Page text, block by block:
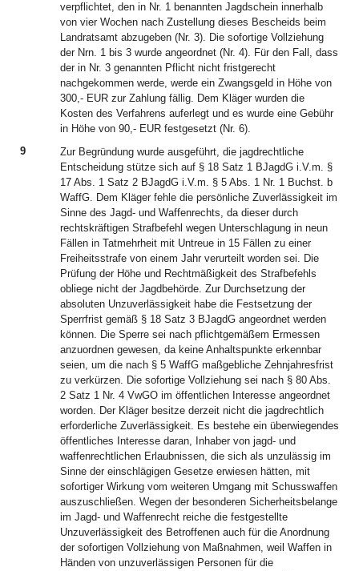
verpflichtet, den in Nr. 1 benannten Jagdschein innerhalb
von vier Wochen nach Zustellung dieses Bescheids beim
Landratsamt abzugeben (Nr. 3). Die sofortige Vollziehung
der Nrn. 1 bis 3 wurde angeordnet (Nr. 4). Für den Fall, dass
der in Nr. 3 genannten Pflicht nicht fristgerecht
nachgekommen werde, werde ein Zwangsgeld in Höhe von
300,- EUR zur Zahlung fällig. Dem Kläger wurden die
Kosten des Verfahrens auferlegt und es wurde eine Gebühr
in Höhe von 90,- EUR festgesetzt (Nr. 6).
9
Zur Begründung wurde ausgeführt, die jagdrechtliche
Entscheidung stütze sich auf § 18 Satz 1 BJagdG i.V.m. §
17 Abs. 1 Satz 2 BJagdG i.V.m. § 5 Abs. 1 Nr. 1 Buchst. b
WaffG. Dem Kläger fehle die persönliche Zuverlässigkeit im
Sinne des Jagd- und Waffenrechts, da dieser durch
rechtskräftigen Strafbefehl wegen Unterschlagung in neun
Fällen in Tatmehrheit mit Untreue in 15 Fällen zu einer
Freiheitsstrafe von einem Jahr verurteilt worden sei. Die
Prüfung der Höhe und Rechtmäßigkeit des Strafbefehls
obliege nicht der Jagdbehörde. Zur Durchsetzung der
absoluten Unzuverlässigkeit habe die Festsetzung der
Sperrfrist gemäß § 18 Satz 3 BJagdG angeordnet werden
können. Die Sperre sei nach pflichtgemäßem Ermessen
anzuordnen gewesen, da keine Anhaltspunkte erkennbar
seien, um die nach § 5 WaffG maßgebliche Zehnjahresfrist
zu verkürzen. Die sofortige Vollziehung sei nach § 80 Abs.
2 Satz 1 Nr. 4 VwGO im öffentlichen Interesse angeordnet
worden. Der Kläger besitze derzeit nicht die jagdrechtlich
erforderliche Zuverlässigkeit. Es bestehe ein überwiegendes
öffentliches Interesse daran, Inhaber von jagd- und
waffenrechtlichen Erlaubnissen, die sich als unzulässig im
Sinne der einschlägigen Gesetze erwiesen hätten, mit
sofortiger Wirkung vom weiteren Umgang mit Schusswaffen
auszuschließen. Wegen der besonderen Sicherheitsbelange
im Jagd- und Waffenrecht reiche die festgestellte
Unzuverlässigkeit des Betroffenen auch für die Anordnung
der sofortigen Vollziehung von Maßnahmen, weil Waffen in
Händen von unzuverlässigen Personen für die